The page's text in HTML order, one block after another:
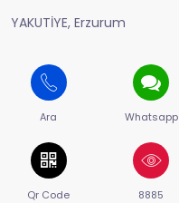
YAKUTİYE, Erzurum
Ara Whatsapp
Qr Code 8885